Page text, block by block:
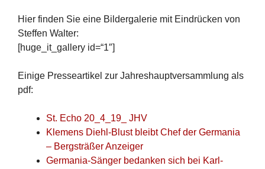
Hier finden Sie eine Bildergalerie mit Eindrücken von
Steffen Walter:
[huge_it_gallery id=“1″]
Einige Presseartikel zur Jahreshauptversammlung als
pdf:
St. Echo 20_4_19_ JHV
Klemens Diehl-Blust bleibt Chef der Germania
– Bergsträßer Anzeiger
Germania-Sänger bedanken sich bei Karl-